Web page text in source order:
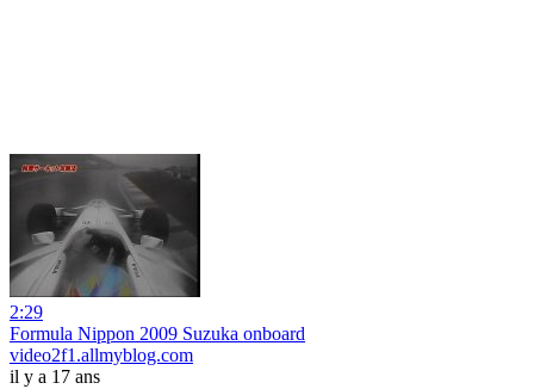
2:29
Formula Nippon 2009 Suzuka onboard
video2f1.allmyblog.com
il y a 17 ans